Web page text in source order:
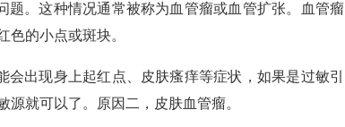
。这种情况通常被称为血管瘤或血管扩张。血管瘤
色的小点或斑块。
出现身上起红点、皮肤瘙痒等症状，如果是过敏引
就可以了。原因二，皮肤血管瘤。